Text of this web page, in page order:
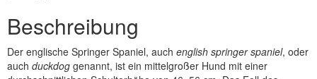
Beschreibung
Der englische Springer Spaniel, auch english springer spaniel, oder
auch duckdog genannt, ist ein mittelgroßer Hund mit einer